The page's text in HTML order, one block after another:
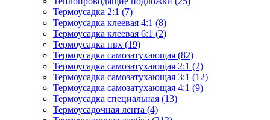
Термоусадка 2:1 (7)
Термоусадка клеевая 4:1 (8)
Термоусадка клеевая 6:1 (2)
Термоусадка пвх (19)
Термоусадка самозатухающая (82)
Термоусадка самозатухающая 2:1 (2)
Термоусадка самозатухающая 3:1 (12)
Термоусадка самозатухающая 4:1 (9)
Термоусадка специальная (13)
Термоусадочная лента (4)